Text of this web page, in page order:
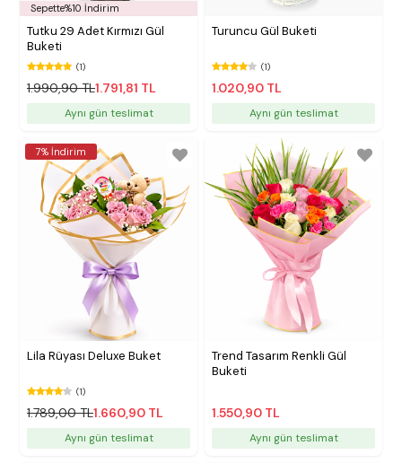
Sepette%10 İndirim
Tutku 29 Adet Kırmızı Gül
Buketi
(1)
1.990,90 TL1.791,81 TL
Aynı gün teslimat
Turuncu Gül Buketi
(1)
1.020,90 TL
Aynı gün teslimat
7% İndirim
Lila Rüyası Deluxe Buket
(1)
1.789,00 TL1.660,90 TL
Aynı gün teslimat
Trend Tasarım Renkli Gül
Buketi
1.550,90 TL
Aynı gün teslimat